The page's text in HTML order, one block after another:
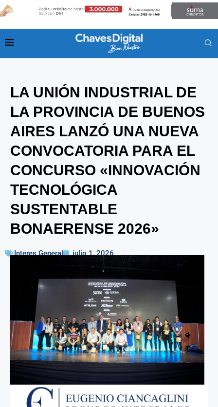
LA UNIÓN INDUSTRIAL DE
LA PROVINCIA DE BUENOS
AIRES LANZÓ UNA NUEVA
CONVOCATORIA PARA EL
CONCURSO «INNOVACIÓN
TECNOLÓGICA
SUSTENTABLE
BONAERENSE 2026»
Interes General julio 1, 2026